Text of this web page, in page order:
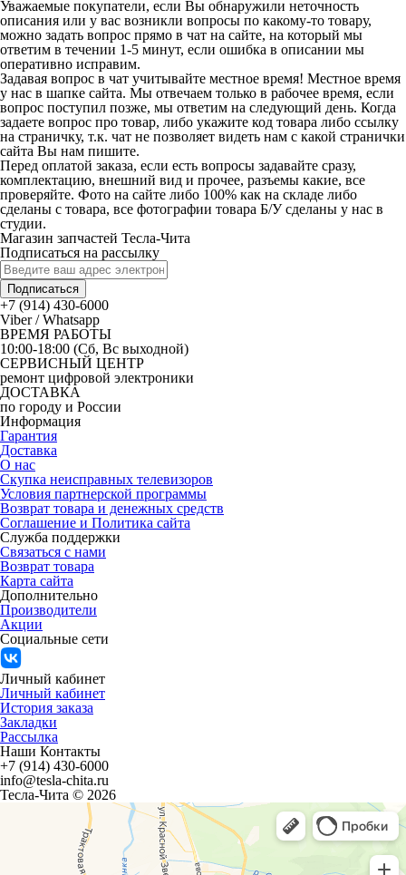
Уважаемые покупатели, если Вы обнаружили неточность
описания или у вас возникли вопросы по какому-то товару,
можно задать вопрос прямо в чат на сайте, на который мы
ответим в течении 1-5 минут, если ошибка в описании мы
оперативно исправим.
Задавая вопрос в чат учитывайте местное время! Местное время
у нас в шапке сайта. Мы отвечаем только в рабочее время, если
вопрос поступил позже, мы ответим на следующий день. Когда
задаете вопрос про товар, либо укажите код товара либо ссылку
на страничку, т.к. чат не позволяет видеть нам с какой странички
сайта Вы нам пишите.
Перед оплатой заказа, если есть вопросы задавайте сразу,
комплектацию, внешний вид и прочее, разъемы какие, все
проверяйте. Фото на сайте либо 100% как на складе либо
сделаны с товара, все фотографии товара Б/У сделаны у нас в
студии.
Магазин запчастей Тесла-Чита
Подписаться на рассылку
Подписаться
+7 (914) 430-6000
Viber / Whatsapp
ВРЕМЯ РАБОТЫ
10:00-18:00 (Сб, Вс выходной)
СЕРВИСНЫЙ ЦЕНТР
ремонт цифровой электроники
ДОСТАВКА
по городу и России
Информация
Гарантия
Доставка
О нас
Скупка неисправных телевизоров
Условия партнерской программы
Возврат товара и денежных средств
Соглашение и Политика сайта
Служба поддержки
Связаться с нами
Возврат товара
Карта сайта
Дополнительно
Производители
Акции
Социальные сети
Личный кабинет
Личный кабинет
История заказа
Закладки
Рассылка
Наши Контакты
+7 (914) 430-6000
info@tesla-chita.ru
Тесла-Чита © 2026